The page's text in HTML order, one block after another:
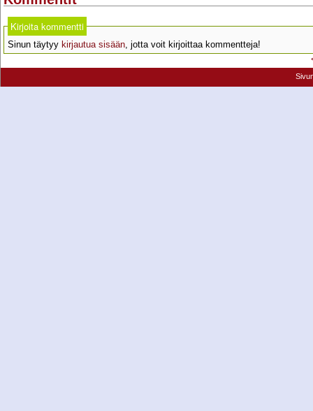
Kirjoita kommentti
Sinun täytyy kirjautua sisään, jotta voit kirjoittaa kommentteja!